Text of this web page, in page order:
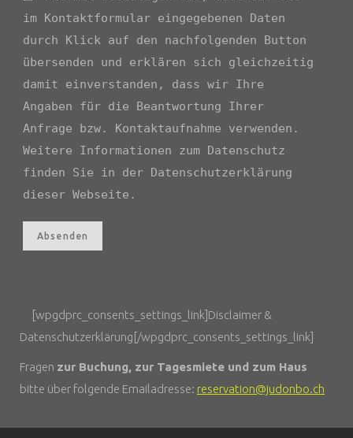
im Kontaktformular eingegebenen Daten
durch Klick auf den nachfolgenden Button
übersenden und erklären sich gleichzeitig
damit einverstanden, dass wir Ihre
Angaben für die Beantwortung Ihrer
Anfrage bzw. Kontaktaufnahme verwenden.
Weitere Informationen zum Datenschutz
finden Sie in der Datenschutzerklärung
dieser Webseite.
Absenden
[wpgdprc_consents_settings_link]Disclaimer &
Datenschutzerklärung[/wpgdprc_consents_settings_link]
Fragen zur Buchung, zur Tagesmiete und zum Haus
bitte über folgende Emailadresse: reservation@judonbo.ch